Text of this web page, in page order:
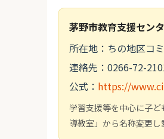
茅野市教育支援セン
所在地：ちの地区コ
連絡先：0266-72-
公式： https://
学習支援等を中心に子
導教室」から名称変更し